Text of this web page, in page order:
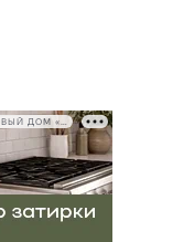
РЕКЛАМА • ООО СТРОИТЕЛЬНЫЙ ТОРГОВЫЙ ДОМ «ПЕТРОВИЧ», ИНН 7802348846